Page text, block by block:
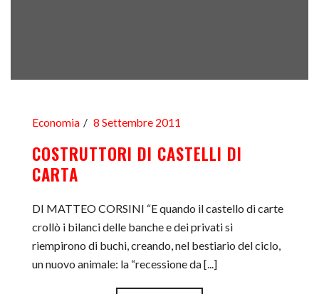
Economia 8 Settembre 2011
COSTRUTTORI DI CASTELLI DI
CARTA
DI MATTEO CORSINI “E quando il castello di carte
crollò i bilanci delle banche e dei privati si
riempirono di buchi, creando, nel bestiario del ciclo,
un nuovo animale: la “recessione da [...]